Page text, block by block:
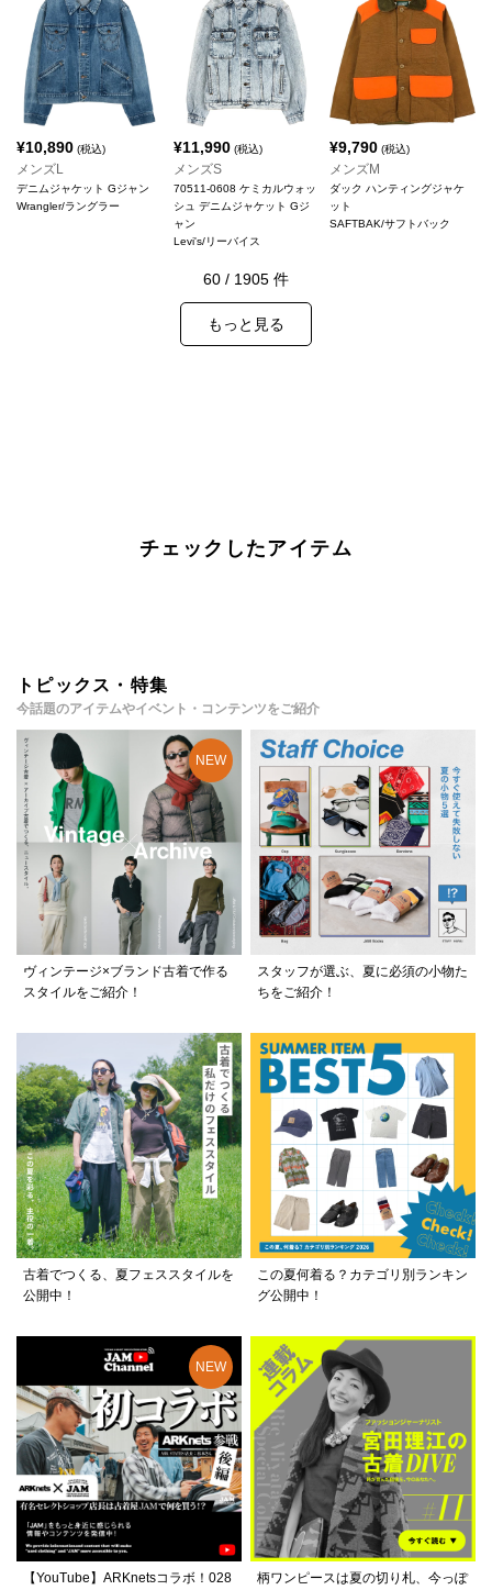
¥10,890 (税込)
メンズL
デニムジャケット Gジャン
Wrangler/ラングラー
¥11,990(税込)
メンズS
70511-0608 ケミカルウォッ
シュ デニムジャケット Gジ
ャン
Levi's/リーバイス
¥9,790 (税込)
メンズM
ダック ハンティングジャケ
ット
SAFTBAK/サフトバック
60 / 1905 件
もっと見る
チェックしたアイテム
トピックス・特集
今話題のアイテムやイベント・コンテンツをご紹介
ヴィンテージ×ブランド古着で作る
スタイルをご紹介！
スタッフが選ぶ、夏に必須の小物た
ちをご紹介！
古着でつくる、夏フェススタイルを
公開中！
この夏何着る？カテゴリ別ランキン
グ公開中！
【YouTube】ARKnetsコラボ！028
柄ワンピースは夏の切り札、今っぽ